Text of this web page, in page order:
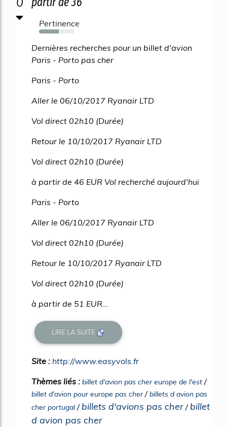
Pertinence
55%
Dernières recherches pour un billet d'avion
Paris - Porto pas cher
Paris - Porto
Aller le 06/10/2017 Ryanair LTD
Vol direct 02h10 (Durée)
Retour le 10/10/2017 Ryanair LTD
Vol direct 02h10 (Durée)
à partir de 46 EUR Vol recherché aujourd'hui
Paris - Porto
Aller le 06/10/2017 Ryanair LTD
Vol direct 02h10 (Durée)
Retour le 10/10/2017 Ryanair LTD
Vol direct 02h10 (Durée)
à partir de 51 EUR...
LIRE LA SUITE
Site : http://www.easyvols.fr
Thèmes liés : billet d'avion pas cher europe de l'est /
billet d'avion pour europe pas cher/billets d avion pas
cher portugal / billets d'avions pas cher / billet
d avion pas cher